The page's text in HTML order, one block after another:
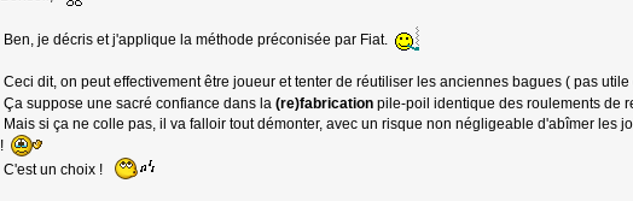
Ben, je décris et j'applique la méthode préconisée par Fiat.
Ceci dit, on peut effectivement être joueur et tenter de réutiliser les anciennes bagues ( pas
Ça suppose une sacré confiance dans la (re)fabricationpile-poil identique des roulements de
Mais si ça ne colle pas, il va falloir tout démonter, avec un risque non négligeable d'abîmer les
!
C'est un choix !